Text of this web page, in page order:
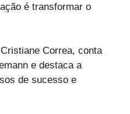
é transformar o
Correa, conta
e destaca a
de sucesso e